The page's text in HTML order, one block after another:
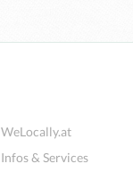
WeLocally.at
Infos & Services